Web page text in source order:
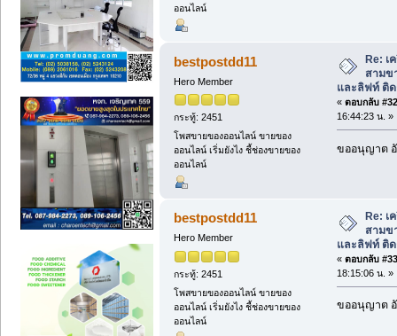
ออนไลน์
bestpostdd11
Hero Member
กระทู้: 2451
โพสขายของออนไลน์ ขายของ
ออนไลน์ เริ่มยังไง ชี้ช่องขายของ
ออนไลน์
Re: เ
สามข
และลิฟท์ ติ
« ตอบกลับ
16:44:23 น. »
ขออนุญาต
bestpostdd11
Hero Member
กระทู้: 2451
โพสขายของออนไลน์ ขายของ
ออนไลน์ เริ่มยังไง ชี้ช่องขายของ
ออนไลน์
Re: เ
สามข
และลิฟท์ ติ
« ตอบกลับ
18:15:06 น. »
ขออนุญาต